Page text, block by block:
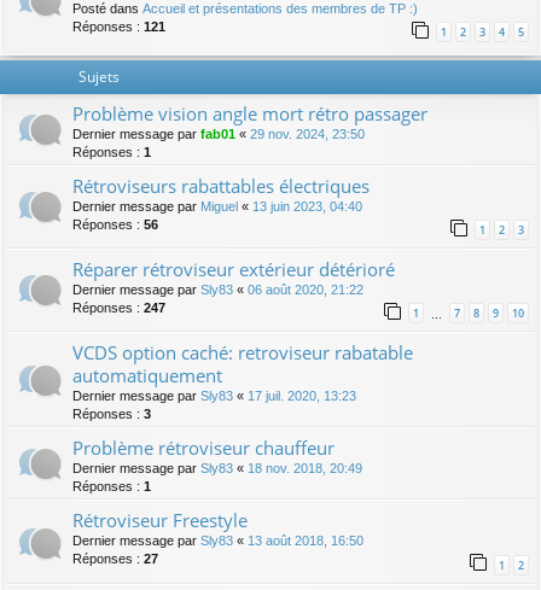
Posté dans Accueil et présentations des membres de TP :)
Réponses : 121 1 2 3 4 5
Sujets
Problème vision angle mort rétro passager
Dernier message par fab01 « 29 nov. 2024, 23:50
Réponses : 1
Rétroviseurs rabattables électriques
Dernier message par Miguel « 13 juin 2023, 04:40
Réponses : 56 1 2 3
Réparer rétroviseur extérieur détérioré
Dernier message par Sly83 « 06 août 2020, 21:22
Réponses : 247 1 … 7 8 9 10
VCDS option caché: retroviseur rabatable
automatiquement
Dernier message par Sly83 « 17 juil. 2020, 13:23
Réponses : 3
Problème rétroviseur chauffeur
Dernier message par Sly83 « 18 nov. 2018, 20:49
Réponses : 1
Rétroviseur Freestyle
Dernier message par Sly83 « 13 août 2018, 16:50
Réponses : 27 1 2